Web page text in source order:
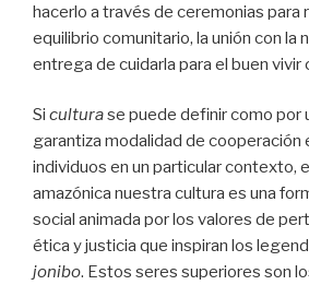
hacerlo a través de ceremonias para
equilibrio comunitario, la unión con la
entrega de cuidarla para el buen vivir
Si culturase puede definir como por
garantiza modalidad de cooperación
individuos en un particular contexto,
amazónica nuestra cultura es una
social animada por los valores de
ética y justicia que inspiran los
jonibo. Estos seres superiores son